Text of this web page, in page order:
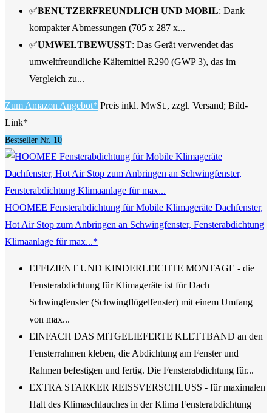
✅𝐁𝐄𝐍𝐔𝐓𝐙𝐄𝐑𝐅𝐑𝐄𝐔𝐍𝐃𝐋𝐈𝐂𝐇 𝐔𝐍𝐃 𝐌𝐎𝐁𝐈𝐋: Dank
kompakter Abmessungen (705 x 287 x...
✅𝐔𝐌𝐖𝐄𝐋𝐓𝐁𝐄𝐖𝐔𝐒𝐒𝐓: Das Gerät verwendet das
umweltfreundliche Kältemittel R290 (GWP 3), das im
Vergleich zu...
Zum Amazon Angebot* Preis inkl. MwSt., zzgl. Versand; Bild-
Link*
Bestseller Nr. 10
HOOMEE Fensterabdichtung für Mobile Klimageräte Dachfenster,
Hot Air Stop zum Anbringen an Schwingfenster, Fensterabdichtung
Klimaanlage für max...*
EFFIZIENT UND KINDERLEICHTE MONTAGE - die
Fensterabdichtung für Klimageräte ist für Dach
Schwingfenster (Schwingflügelfenster) mit einem Umfang
von max...
EINFACH DAS MITGELIEFERTE KLETTBAND an den
Fensterrahmen kleben, die Abdichtung am Fenster und
Rahmen befestigen und fertig. Die Fensterabdichtung für...
EXTRA STARKER REISSVERSCHLUSS - für maximalen
Halt des Klimaschlauches in der Klima Fensterabdichtung